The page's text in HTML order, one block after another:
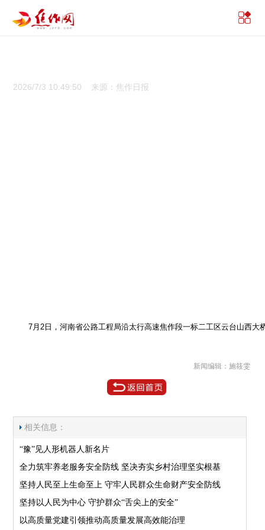
2026/7/3 10:49:50 来源：焦作日报
7月2日，河南省公路工程局沿太行高速焦作段一标二工区云台山西大
新闻编辑：施筱雯
相关信息：
“豫”见人形机器人新名片
全力筑牢养老服务安全防线 坚决夯实乡村治理坚实根基
坚持人民至上生命至上 守牢人民群众生命财产安全防线
坚持以人民为中心 守护群众“舌尖上的安全”
以高质量党建引领推动高质量发展高效能治理